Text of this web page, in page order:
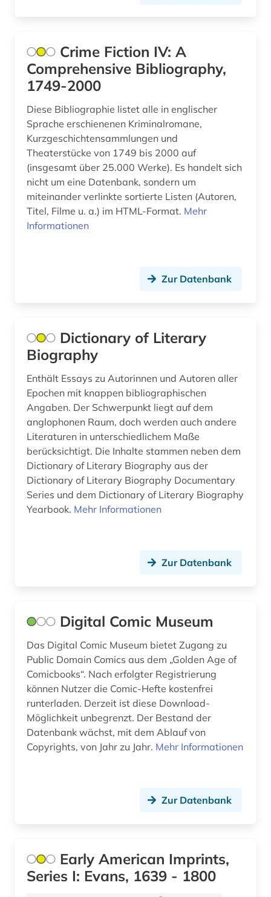
Crime Fiction IV: A
Comprehensive Bibliography,
1749-2000
Diese Bibliographie listet alle in englischer
Sprache erschienenen Kriminalromane,
Kurzgeschichtensammlungen und
Theaterstücke von 1749 bis 2000 auf
(insgesamt über 25.000 Werke). Es handelt sich
nicht um eine Datenbank, sondern um
miteinander verlinkte sortierte Listen (Autoren,
Titel, Filme u. a.) im HTML-Format. Mehr
Informationen
Zur Datenbank
Dictionary of Literary
Biography
Enthält Essays zu Autorinnen und Autoren aller
Epochen mit knappen bibliographischen
Angaben. Der Schwerpunkt liegt auf dem
anglophonen Raum, doch werden auch andere
Literaturen in unterschiedlichem Maße
berücksichtigt. Die Inhalte stammen neben dem
Dictionary of Literary Biography aus der
Dictionary of Literary Biography Documentary
Series und dem Dictionary of Literary Biography
Yearbook. Mehr Informationen
Zur Datenbank
Digital Comic Museum
Das Digital Comic Museum bietet Zugang zu
Public Domain Comics aus dem „Golden Age of
Comicbooks“. Nach erfolgter Registrierung
können Nutzer die Comic-Hefte kostenfrei
runterladen. Derzeit ist diese Download-
Möglichkeit unbegrenzt. Der Bestand der
Datenbank wächst, mit dem Ablauf von
Copyrights, von Jahr zu Jahr. Mehr Informationen
Zur Datenbank
Early American Imprints,
Series I: Evans, 1639 - 1800